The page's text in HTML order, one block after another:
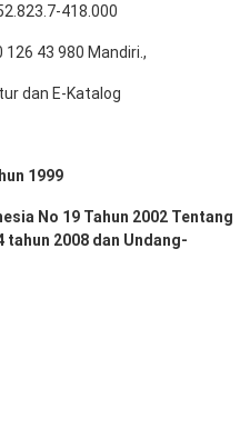
418.000
126 43 980 Mandiri.,
dan E-Katalog
1999
No 19 Tahun 2002 Tentang
tahun 2008 dan Undang-